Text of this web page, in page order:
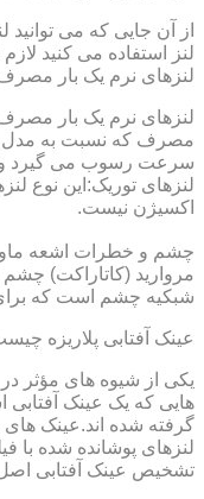
از آن جایی که می
لنز استفاده می کنید
لنزهای نرم یک بار
لنزهای نرم یک بار
مصرف که نسبت به مدل
سرعت رسوب می گیرد و
لنزهای توریک:این نوع
اکسیژن نیست.
مروارید (کاتاراکت)
شبکیه چشم است که
عینک آفتابی پلاریزه
یکی از شیوه های مؤثر
گرفته شده اند.عینک های
لنزهای پوشانده شده با
تشخیص عینک آفتابی اصل